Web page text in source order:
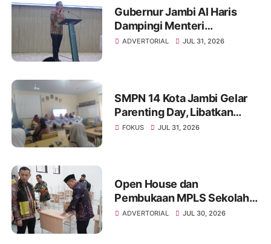
Gubernur Jambi Al Haris
Dampingi Menteri
Kebudayaan RI Beri Kuliah
ADVERTORIAL JUL 31, 2026
SMPN 14 Kota Jambi Gelar
Parenting Day, Libatkan
Orang Tua dalam Awal
FOKUS JUL 31, 2026
Open House dan
Pembukaan MPLS Sekolah
Rakyat di Tanjab Timur,
ADVERTORIAL JUL 30, 2026